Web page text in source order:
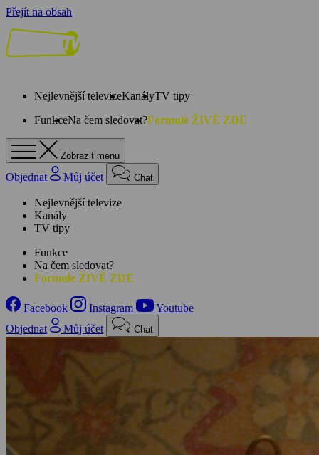
Přejít na obsah
Nejlevnější televizeKanályTV tipy
FunkceNa čem sledovat?Formule ŽIVĚ ZDE
Zobrazit menu
Objednat Můj účet Chat
Nejlevnější televize
Kanály
TV tipy
Funkce
Na čem sledovat?
Formule ŽIVĚ ZDE
Facebook Instagram
Youtube
Objednat
Můj účet Chat